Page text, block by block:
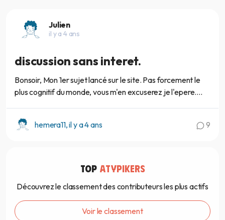
Julien
il y a 4 ans
discussion sans interet.
Bonsoir, Mon 1er sujet lancé sur le site. Pas forcement le
plus cognitif du monde, vous m'en excuserez je l'epere....
hemera11, il y a 4 ans 9
TOP ATYPIKERS
Découvrez le classement des contributeurs les plus actifs
Voir le classement